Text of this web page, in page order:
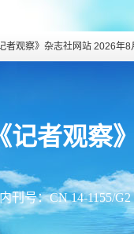
者观察》杂志社网站 2026年8
记者观察》
刊号：CN 14-1155/